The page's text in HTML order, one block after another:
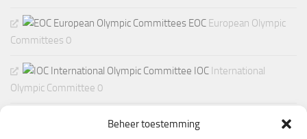
Beheer toestemming
EOC European Olympic
Committees 0
IOC International
Olympic Committee 0